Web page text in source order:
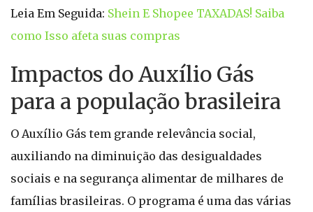
Leia Em Seguida: Shein E Shopee TAXADAS! Saiba
como Isso afeta suas compras
Impactos do Auxílio Gás
para a população brasileira
O Auxílio Gás tem grande relevância social,
auxiliando na diminuição das desigualdades
sociais e na segurança alimentar de milhares de
famílias brasileiras. O programa é uma das várias